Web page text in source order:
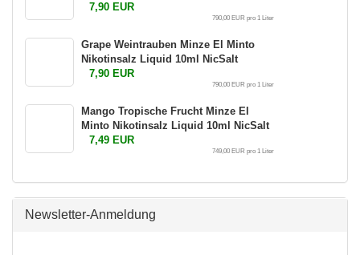
7,90 EUR
790,00 EUR pro 1 Liter
Grape Weintrauben Minze El Minto
Nikotinsalz Liquid 10ml NicSalt
7,90 EUR
790,00 EUR pro 1 Liter
Mango Tropische Frucht Minze El
Minto Nikotinsalz Liquid 10ml NicSalt
7,49 EUR
749,00 EUR pro 1 Liter
Newsletter-Anmeldung